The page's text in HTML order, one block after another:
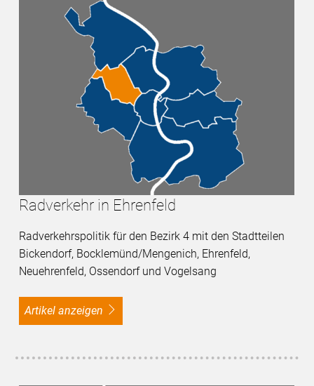
Radverkehr in Ehrenfeld
Radverkehrspolitik für den Bezirk 4 mit den Stadtteilen
Bickendorf, Bocklemünd/Mengenich, Ehrenfeld,
Neuehrenfeld, Ossendorf und Vogelsang
Artikel anzeigen